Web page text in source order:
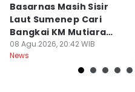
Basarnas Masih Sisir
Laut Sumenep Cari
Bangkai KM Mutiara
Sentosa II
08 Agu 2026, 20:42 WIB
News